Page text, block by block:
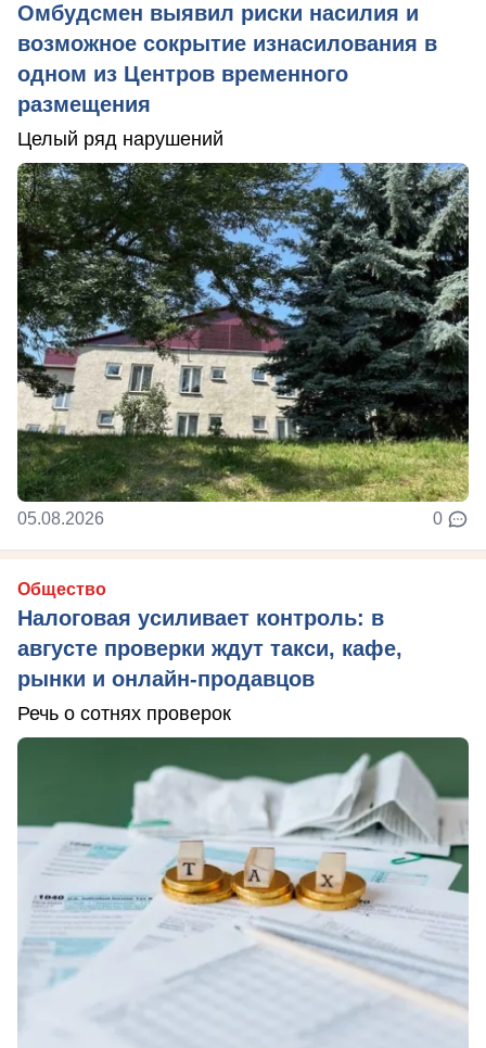
Омбудсмен выявил риски насилия и
возможное сокрытие изнасилования в
одном из Центров временного
размещения
Целый ряд нарушений
05.08.2026 0
Общество
Налоговая усиливает контроль: в
августе проверки ждут такси, кафе,
рынки и онлайн-продавцов
Речь о сотнях проверок